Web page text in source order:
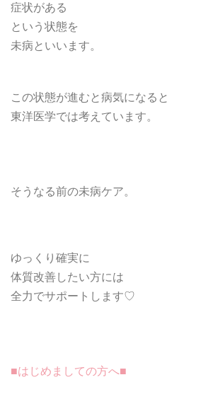
症状がある
という状態を
未病といいます。
この状態が進むと病気になると
東洋医学では考えています。
そうなる前の未病ケア。
ゆっくり確実に
体質改善したい方には
全力でサポートします♡
■はじめましての方へ■